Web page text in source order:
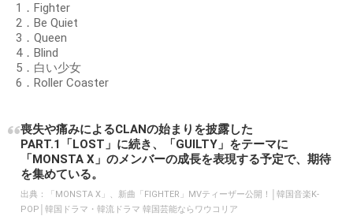
1．Fighter
2．Be Quiet
3．Queen
4．Blind
5．白い少女
6．Roller Coaster
喪失や痛みによるCLANの始まりを披露した
PART.1「LOST」に続き、「GUILTY」をテーマに
「MONSTA X」のメンバーの成長を表現する予定で、期待
を集めている。
出典：
「MONSTA X」、新曲「FIGHTER」MVティーザー公開！│韓国音楽K-
POP│韓国ドラマ・韓流ドラマ 韓国芸能ならワウコリア